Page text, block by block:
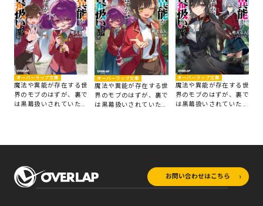
オーバーラップ文庫
魔法や異能が存在する世
界のモブのはずが、裏で
は黒幕扱いされていた話
オーバーラップ文庫
魔法や異能が存在する世
界のモブのはずが、裏で
は黒幕扱いされていた話
オーバーラップ文庫
魔法や異能が存在する世
界のモブのはずが、裏で
は黒幕扱いされていた話
お問い合わせはこちら